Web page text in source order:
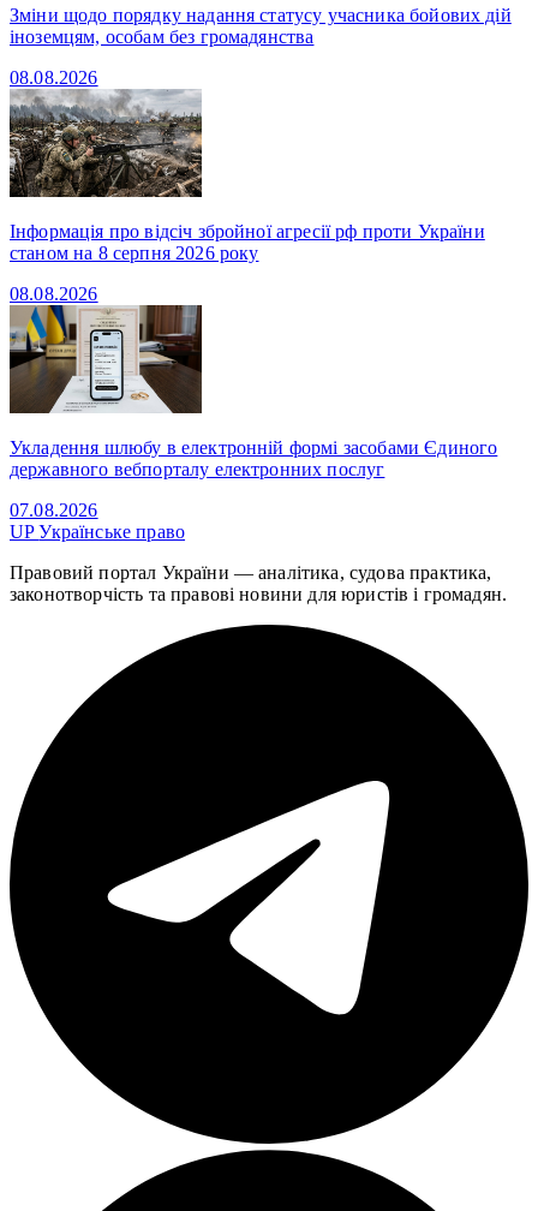
Зміни щодо порядку надання статусу учасника бойових дій
іноземцям, особам без громадянства
08.08.2026
Інформація про відсіч збройної агресії рф проти України
станом на 8 серпня 2026 року
08.08.2026
Укладення шлюбу в електронній формі засобами Єдиного
державного вебпорталу електронних послуг
07.08.2026
UPУкраїнське право
Правовий портал України — аналітика, судова практика,
законотворчість та правові новини для юристів і громадян.